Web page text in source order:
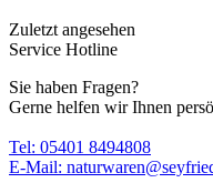
Zuletzt angesehen
Service Hotline
Sie haben Fragen?
Gerne helfen wir Ihnen
Tel: 05401 8494808
E-Mail: